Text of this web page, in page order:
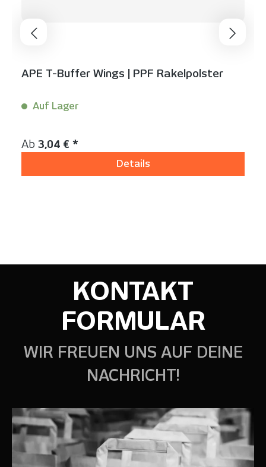
APE T-Buffer Wings | PPF Rakelpolster
Auf Lager
Regulärer Preis:
Ab 3,04 € *
Details
KONTAKT
FORMULAR
WIR FREUEN UNS AUF DEINE
NACHRICHT!